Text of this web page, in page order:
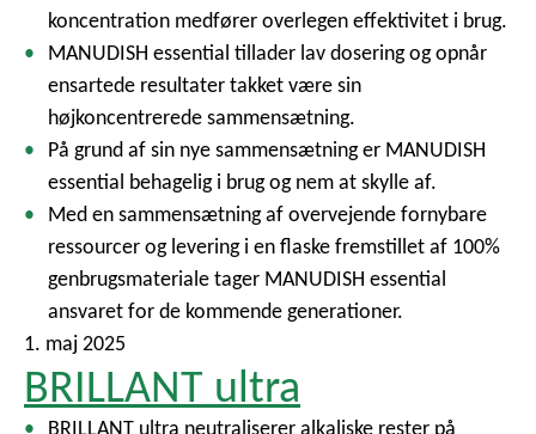
koncentration medfører overlegen effektivitet i brug.
MANUDISH essential tillader lav dosering og opnår
ensartede resultater takket være sin
højkoncentrerede sammensætning.
På grund af sin nye sammensætning er MANUDISH
essential behagelig i brug og nem at skylle af.
Med en sammensætning af overvejende fornybare
ressourcer og levering i en flaske fremstillet af 100%
genbrugsmateriale tager MANUDISH essential
ansvaret for de kommende generationer.
1. maj 2025
BRILLANT ultra
BRILLANT ultra neutraliserer alkaliske rester på